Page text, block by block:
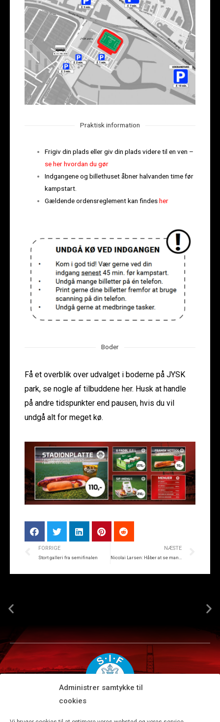
Administrer samtykke til
cookies
Praktisk information
Frigiv din plads eller giv din plads videre til en ven –
se her hvordan du gør
Indgangene og billethuset åbner halvanden time før
kampstart.
Gældende ordensreglement kan findesher
Boder
Få et overblik over udvalget i boderne på JYSK
park, se nogle af tilbuddene her. Husk at handle
på andre tidspunkter end pausen, hvis du vil
undgå alt for meget kø.
FORRIGE
Stort galleri fra semifinalen
NÆSTE
Nicolai Larsen: Håber at se mange til efterfest på JYSK park